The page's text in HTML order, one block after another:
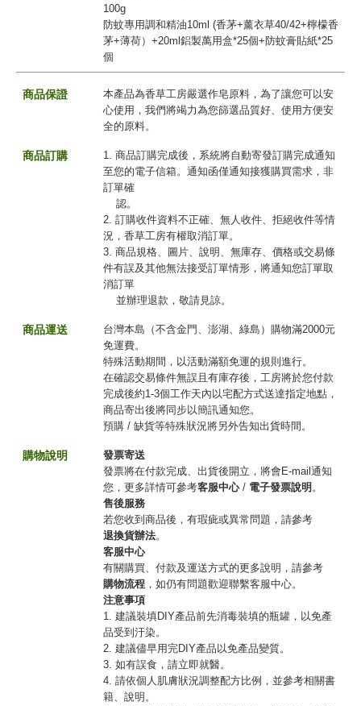
100g
防蚊專用調和精油10ml (香茅+薰衣草40/42+檸檬香
茅+薄荷）+20ml鋁製萬用盒*25個+防蚊膏貼紙*25
個
商品保證
本產品為香草工房嚴選作皂原料，為了讓您可以安
心使用，我們將竭力為您篩選品質好、使用方便安
全的原料。
商品訂購
1. 商品訂購完成後，系統將自動寄發訂購完成通知
至您的電子信箱。通知函僅通知接獲購買需求，非
訂單確
認。
2. 訂購收件資料不正確、無人收件、拒絕收件等情
況，香草工房有權取消訂單。
3. 商品規格、圖片、說明、無庫存、價格或交易條
件有誤及其他無法接受訂單情形，將通知您訂單取
消訂單
並辦理退款，敬請見諒。
商品運送
台灣本島（不含金門、澎湖、綠島）購物滿2000元
免運費。
特殊活動期間，以活動滿額免運的規則進行。
在確認交易條件無誤且有庫存後，工房將於您付款
完成後約1-3個工作天內以宅配方式送達指定地點，
商品寄出後將同步以簡訊通知您。
預購 / 缺貨等特殊狀況將另外告知出貨時間。
購物說明
發票寄送
發票將在付款完成、出貨後開立，將會E-mail通知
您，更多詳情可參考客服中心/ 電子發票說明 。
售後服務
若您收到商品後，有瑕疵或異常問題，請參考
退換貨辦法。
客服中心
有關購買、付款及運送方式的更多說明，請參考
購物流程 ，如仍有問題歡迎聯繫客服中心。
注意事項
1. 建議裝填DIY產品前先消毒裝填的瓶罐，以免產
品受到汙染。
2. 建議儘早用完DIY產品以免產品變質。
3. 如有誤食，請立即就醫。
4. 請依個人肌膚狀況調整配方比例，並參考相關書
籍、說明。